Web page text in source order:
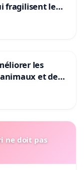
fragilisent le
les
et de
magasin
ne doit pas